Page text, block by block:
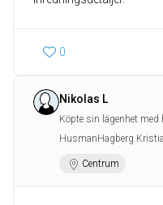
0
Nikolas L
Köpte sin lägenhet med
HusmanHagberg
Centrum